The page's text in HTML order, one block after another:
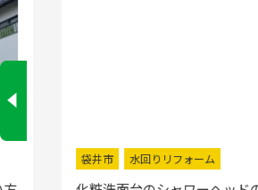
水回りリフォーム